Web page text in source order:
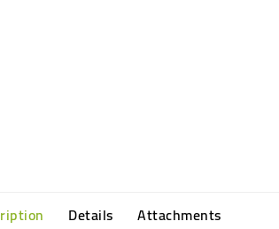
Details Attachments